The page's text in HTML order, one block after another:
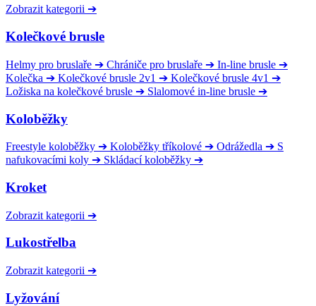
Zobrazit kategorii ➔
Kolečkové brusle
Helmy pro bruslaře ➔ Chrániče pro bruslaře ➔ In-line brusle ➔
Kolečka ➔ Kolečkové brusle 2v1 ➔ Kolečkové brusle 4v1 ➔
Ložiska na kolečkové brusle ➔ Slalomové in-line brusle ➔
Koloběžky
Freestyle koloběžky ➔ Koloběžky tříkolové ➔ Odrážedla ➔ S
nafukovacími koly ➔ Skládací koloběžky ➔
Kroket
Zobrazit kategorii ➔
Lukostřelba
Zobrazit kategorii ➔
Lyžování